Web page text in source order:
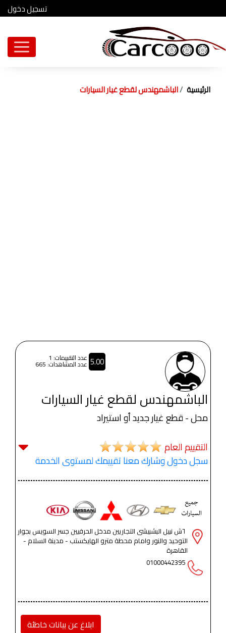
تسجيل دخول
الرئيسية الباشمهندس لقطع غيار السيارات
الباشمهندس لقطع غيار السيارات
محل - قطع غيار جديد أو استيراد
التقييم العام
سجل دخول وشارك معنا تقييمك لمستوى الخدمة
٦ش نبيل البشبيشى التجاريين مدخل الحرفيين جسر السويس بجوار
التوحيد والنور وامام محطة مترو الهايكستب - مدينة السلام -
القاهرة
01000442395
ابلاغ عن بيانات خاطئة
5.00 عدد التقييمات: 1
عدد المشاهدات: 665